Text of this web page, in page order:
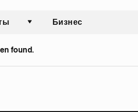
Сортировать по возрастанию
Бизнес
found.